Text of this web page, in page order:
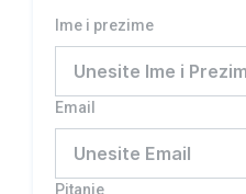
Ime i prezime
Email
Pitanje